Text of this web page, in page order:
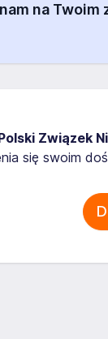
na
Związek
się swoim